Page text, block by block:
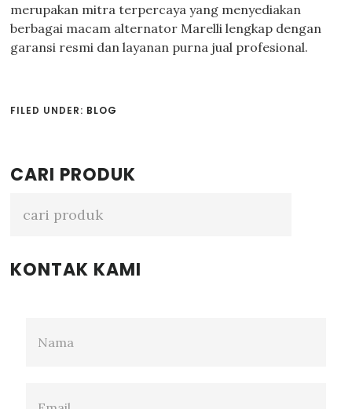
merupakan mitra terpercaya yang menyediakan
berbagai macam alternator Marelli lengkap dengan
garansi resmi dan layanan purna jual profesional.
FILED UNDER: BLOG
Primary
Sidebar
CARI PRODUK
KONTAK KAMI